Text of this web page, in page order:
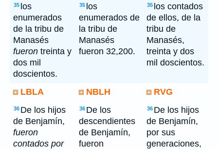
35 los
enumerados
de la tribu de
Manasés
fueron treinta y
dos mil
doscientos.
35 los
enumerados de
la tribu de
Manasés
fueron 32,200.
35 los contados
de ellos, de la
tribu de
Manasés,
treinta y dos
mil doscientos.
LBLA NBLH RVG
36 De los hijos
de Benjamín,
fueron
contados por
36 De los
descendientes
de Benjamín,
fueron
36 De los hijos
de Benjamín,
por sus
generaciones,